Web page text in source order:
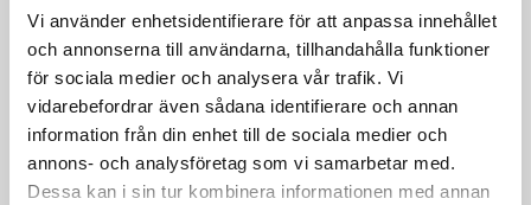
Vi använder enhetsidentifierare för att anpassa innehållet
och annonserna till användarna, tillhandahålla funktioner
för sociala medier och analysera vår trafik. Vi
vidarebefordrar även sådana identifierare och annan
information från din enhet till de sociala medier och
annons- och analysföretag som vi samarbetar med.
Dessa kan i sin tur kombinera informationen med annan
Peugeot Speedfight Sportline
4-Takt Euro5 Iced Grey
40 490,00kr
Kontakta oss för offert
LÄGG I VARUKORG
Peugeot Speedfight Sportline
4-Takt White/Gold
42 490,00kr
Kontakta oss för offert
LÄGG I VARUKORG